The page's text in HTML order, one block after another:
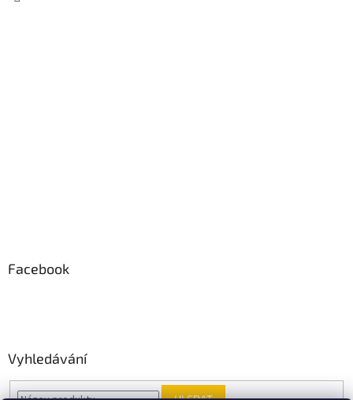
Facebook
Vyhledávání